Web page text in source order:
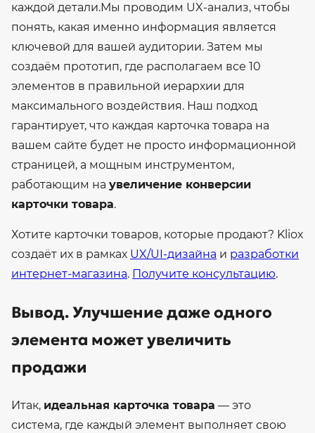
каждой детали.Мы проводим UX-анализ, чтобы
понять, какая именно информация является
ключевой для вашей аудитории. Затем мы
создаём прототип, где располагаем все 10
элементов в правильной иерархии для
максимального воздействия. Наш подход
гарантирует, что каждая карточка товара на
вашем сайте будет не просто информационной
страницей, а мощным инструментом,
работающим на увеличение конверсии
карточки товара.
Хотите карточки товаров, которые продают? Kliox
создаёт их в рамках UX/UI-дизайна и разработки
интернет-магазина. Получите консультацию.
Вывод. Улучшение даже одного
элемента может увеличить
продажи
Итак, идеальная карточка товара — это
система, где каждый элемент выполняет свою